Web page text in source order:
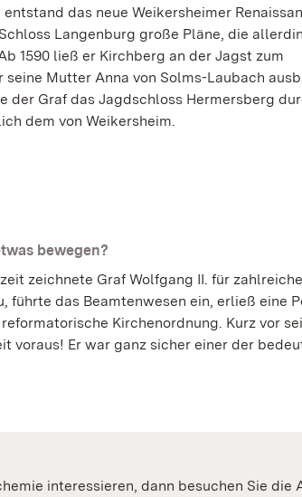
das neue Weikersheimer
Langenburg große Pläne, die
1590 ließ er Kirchberg an der Jagst zum
Mutter Anna von Solms-Laubach
der Graf das Jagdschloss Hermersberg
dem von Weikersheim.
bewegen?
zeichnete Graf Wolfgang II. für
führte das Beamtenwesen ein, erließ eine
Kirchenordnung. Kurz vor
voraus! Er war ganz sicher einer der
interessieren, dann besuchen Sie die